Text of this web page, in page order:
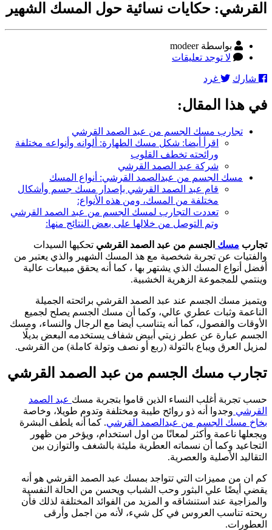
القرشي: حكايات نسائية حول المسك الشهير
كاتب
المقالة
بواسطة modeer
لا توجد تعليقات
القرشي:
حكايات
نسائية
حول
المسك
الشهير
شارك غرد
في هذا المقال:
تجارب مسك الجسم من عبد الصمد القرشي
اقرأ أيضا: شكل مسك الطهارة: ألوانه وأنواعه مختلفة
ورائحته تخطف القلوب
شركة عبد الصمد القرشي
مسك الجسم من عبدالصمد القرشي: أنواع المسك
قام عبد الصمد القرشي بإصدار مسك جسم وأشكال
مختلفة من المسك، ومن هذه الأنواع:
تعددت التجارب لمسك الجسم من عبد الصمد القرشي
وتم التوصل من خلالها على بعض النتائج منها:
تجارب مسك الجسم من عبد الصمد القرشي تحكيها السيدات
والفتيات عن تجربة شخصية مع هذ المسك الشهير والذي يعتبر من
أفضل أنواع المسك الذي يشتهر بها ، كما أنه يحقق مبيعات عالية
وينتمي للمجموعة الزهرية الخشبية.
ويتميز مسك الجسم عند عبد الصمد القرشي برائحته الجميلة
الناعمة وثبات عطري عالي، وكما أن مسك الجسم يصلح لجميع
الأوقات والفصول، كما أنه يتناسب أيضا مع الرجال والنساء، ومسك
الجسم عبارة عن عطر زيتي أبيض شفاف يستخدمه البعض بديلًا
لمزيل العرق ويباع بالتولة (ربع أو نصف وتولة كاملة) من القرشى.
تجارب مسك الجسم من عبد الصمد القرشي
حسب تجربة أغلب النساء الذين قاموا بتجربة مسك عبد الصمد
القرشي وجدوا أنه ذو روائح طيبة ومختلفة وتدوم طويلا، وخاصة
بخاخ مسك الجسم من عبدالصمد القرشي. كما أنه يلطف البشرة
ويجعلها ناعمة وأكثر لمعانًا من اول استخدام، ويؤخر من ظهور
التجاعيد وكما أن نسماته العطرية مليئة بالشغف والتوازن بين
التقاليد الأصلية والعصرية.
كم ان من مميزات التي تتواجد بمسك عبد الصمد القرشي هو أنه
يقضي أيضًا علي البثور وحب الشباب ويحسن من الحالة النفسية
والمزاجية عند استنشاقه و المزيد من الفوائد المختلفة لذلك فأن
ريحته تناسب العروس في كل شيء، لأنه من اجمل وأرقى
العطورات.